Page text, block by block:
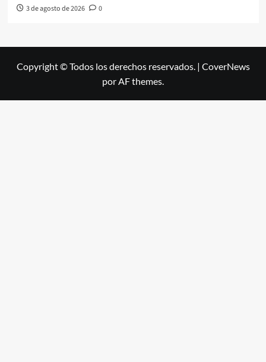
3 de agosto de 2026 0
Copyright © Todos los derechos reservados. | CoverNews
por AF themes.